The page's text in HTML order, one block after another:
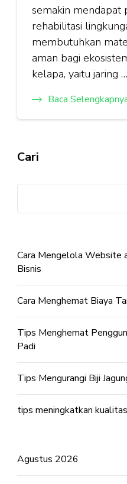
semakin mendapat
rehabilitasi
membutuhkan
aman bagi
kelapa, yaitu jaring …
Baca
Cari
Cara Mengelola Website
Bisnis
Cara Menghemat Biaya
Tips Menghemat
Padi
Tips Mengurangi Biji
tips meningkatkan
Agustus 2026